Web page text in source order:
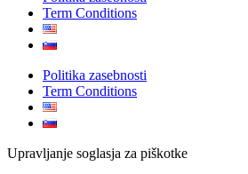
Term Conditions
Politika zasebnosti
Term Conditions
Upravljanje soglasja za piškotke